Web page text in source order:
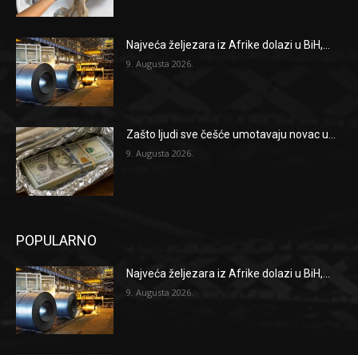
Najveća željezara iz Afrike dolazi u BiH,...
9. Augusta 2026.
Zašto ljudi sve češće umotavaju novac u...
9. Augusta 2026.
POPULARNO
Najveća željezara iz Afrike dolazi u BiH,...
9. Augusta 2026.